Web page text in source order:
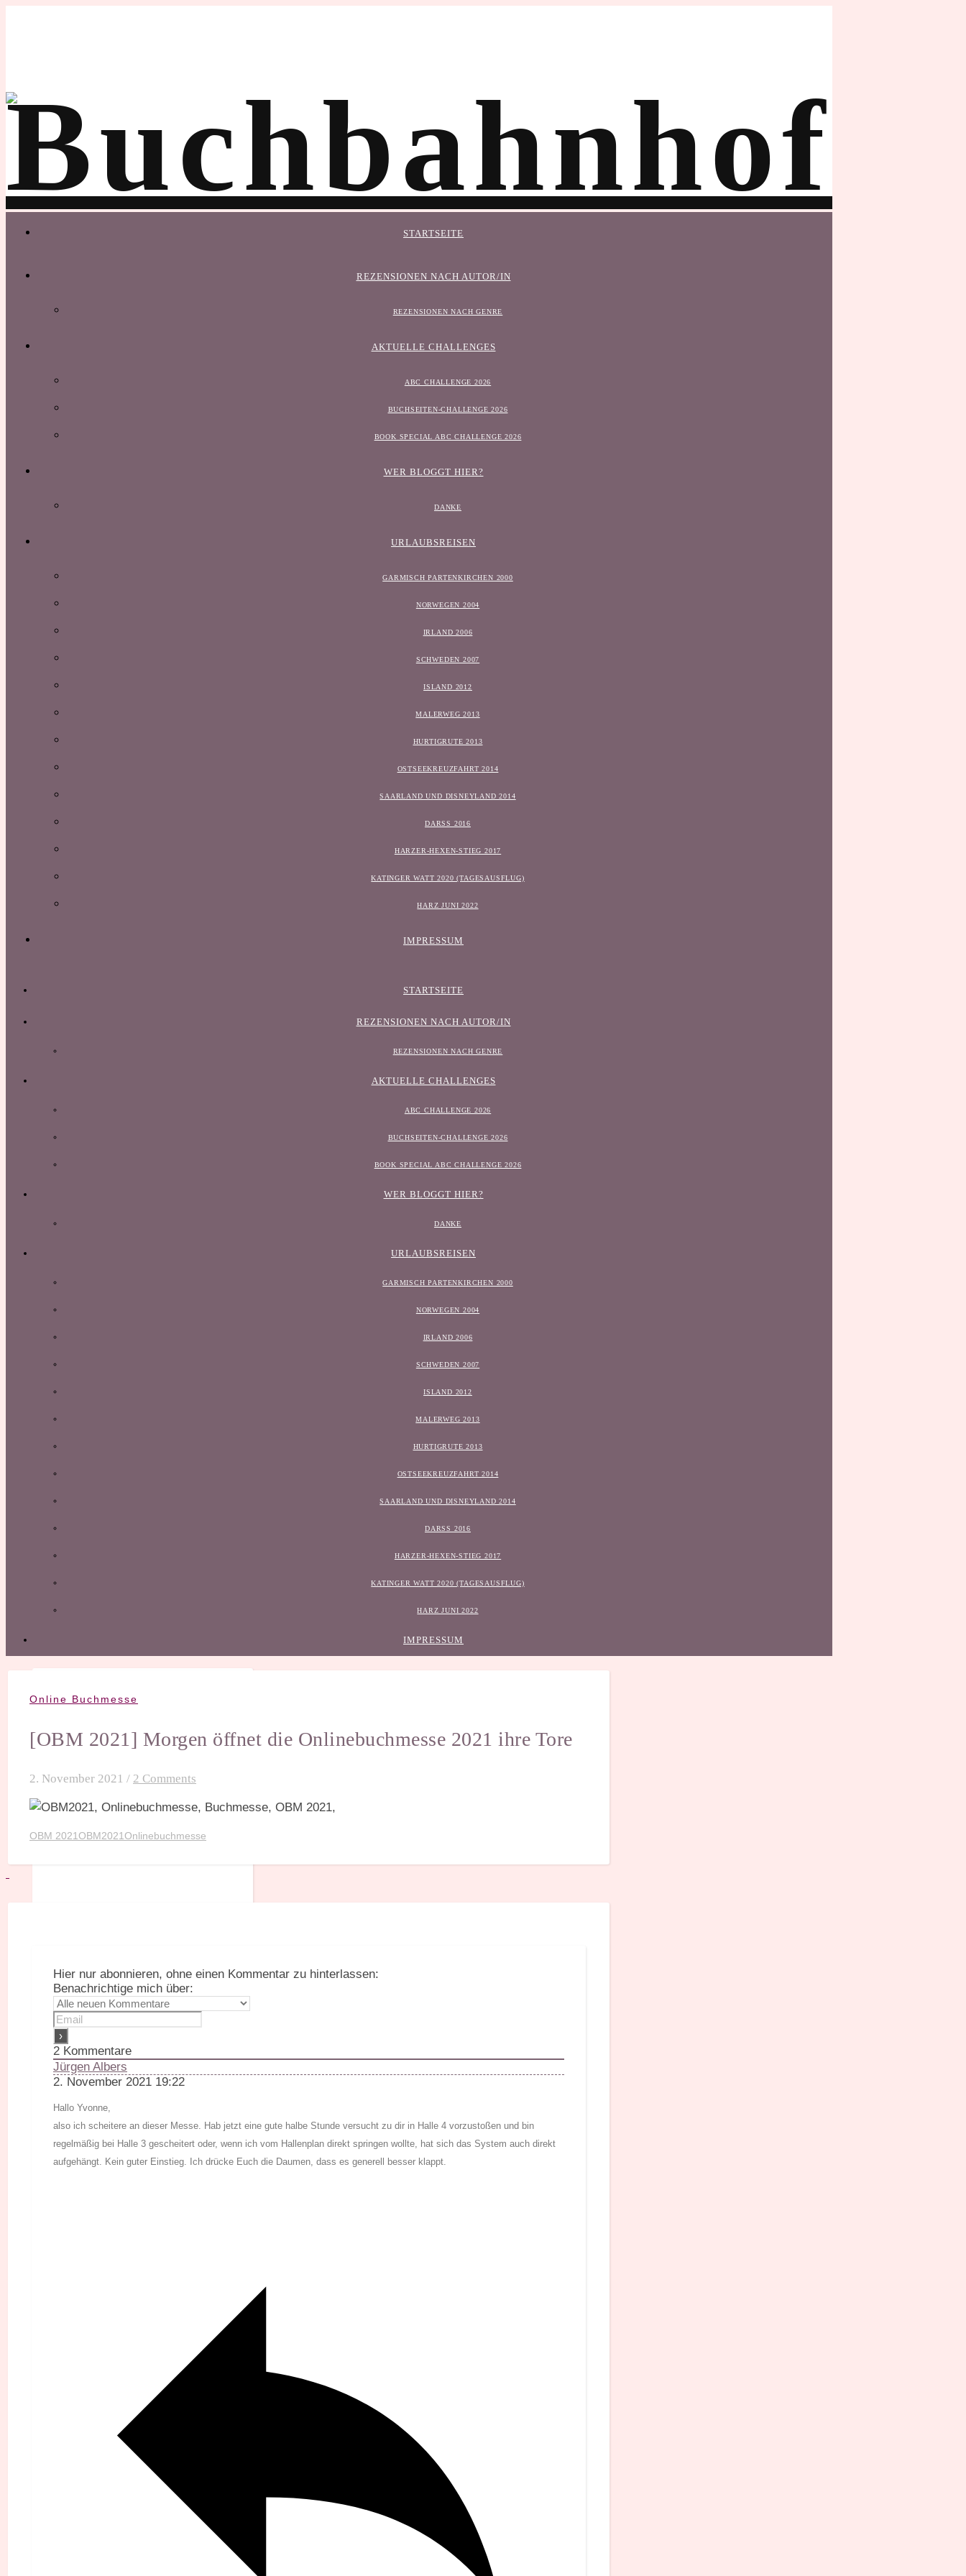
STARTSEITE
REZENSIONEN NACH AUTOR/IN
REZENSIONEN NACH GENRE
AKTUELLE CHALLENGES
ABC CHALLENGE 2026
BUCHSEITEN-CHALLENGE 2026
BOOK SPECIAL ABC CHALLENGE 2026
WER BLOGGT HIER?
DANKE
URLAUBSREISEN
GARMISCH PARTENKIRCHEN 2000
NORWEGEN 2004
IRLAND 2006
SCHWEDEN 2007
ISLAND 2012
MALERWEG 2013
HURTIGRUTE 2013
OSTSEEKREUZFAHRT 2014
SAARLAND UND DISNEYLAND 2014
DARSS 2016
HARZER-HEXEN-STIEG 2017
KATINGER WATT 2020 (TAGESAUSFLUG)
HARZ JUNI 2022
IMPRESSUM
STARTSEITE
REZENSIONEN NACH AUTOR/IN
REZENSIONEN NACH GENRE
AKTUELLE CHALLENGES
ABC CHALLENGE 2026
BUCHSEITEN-CHALLENGE 2026
BOOK SPECIAL ABC CHALLENGE 2026
WER BLOGGT HIER?
DANKE
URLAUBSREISEN
GARMISCH PARTENKIRCHEN 2000
NORWEGEN 2004
IRLAND 2006
SCHWEDEN 2007
ISLAND 2012
MALERWEG 2013
HURTIGRUTE 2013
OSTSEEKREUZFAHRT 2014
SAARLAND UND DISNEYLAND 2014
DARSS 2016
HARZER-HEXEN-STIEG 2017
KATINGER WATT 2020 (TAGESAUSFLUG)
HARZ JUNI 2022
IMPRESSUM
Online Buchmesse
[OBM 2021] Morgen öffnet die Onlinebuchmesse 2021 ihre Tore
2. November 2021 / 2 Comments
OBM 2021OBM2021Onlinebuchmesse
Hier nur abonnieren, ohne einen Kommentar zu hinterlassen:
Benachrichtige mich über:
2 Kommentare
Jürgen Albers
2. November 2021 19:22
Hallo Yvonne,
also ich scheitere an dieser Messe. Hab jetzt eine gute halbe Stunde versucht zu dir in Halle 4 vorzustoßen und bin
regelmäßig bei Halle 3 gescheitert oder, wenn ich vom Hallenplan direkt springen wollte, hat sich das System auch direkt
aufgehängt. Kein guter Einstieg. Ich drücke Euch die Daumen, dass es generell besser klappt.